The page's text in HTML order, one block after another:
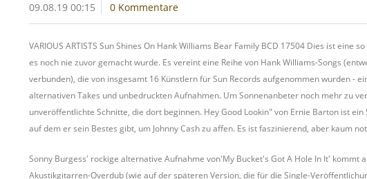
09.08.19 00:15 0 Kommentare
VARIOUS ARTISTS Sun Shines On Hank Williams Bear Family BCD 17504 Dies ist eine
es noch nie zuvor gemacht wurde. Es vereint eine Reihe von Hank Williams-Songs
verbunden), die von insgesamt 16 Künstlern für Sun Records aufgenommen wurden -
alternativen Takes und unbedruckten Aufnahmen. Um Sonnenanbeter noch mehr zu
unveröffentlichte Schnitte, die dort beginnen. Hey Good Lookin" von Ernie Barton ist
auf dem er sein Bestes gibt, um Johnny Cash zu affen. Es ist faszinierend, aber kaum
Sonny Burgess' rockige alternative Aufnahme von'My Bucket's Got A Hole In It' kommt
Akustikgitarren-Overdub (wie auf der späteren Version, die für die Single-